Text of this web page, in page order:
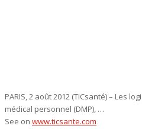
PARIS, 2 août 2012 (TICsanté) – Les
médical personnel (DMP), …
See on www.ticsante.com